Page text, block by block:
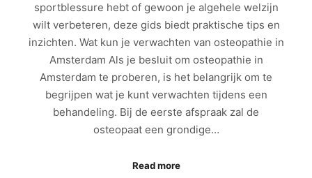
sportblessure hebt of gewoon je algehele welzijn
wilt verbeteren, deze gids biedt praktische tips en
inzichten. Wat kun je verwachten van osteopathie in
Amsterdam Als je besluit om osteopathie in
Amsterdam te proberen, is het belangrijk om te
begrijpen wat je kunt verwachten tijdens een
behandeling. Bij de eerste afspraak zal de
osteopaat een grondige…
Read more